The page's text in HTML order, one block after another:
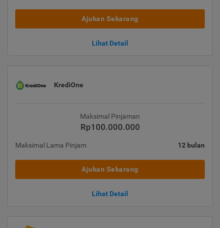
Ajukan Sekarang
Lihat Detail
KrediOne
Maksimal Pinjaman
Rp100.000.000
Maksimal Lama Pinjam 12 bulan
Ajukan Sekarang
Lihat Detail